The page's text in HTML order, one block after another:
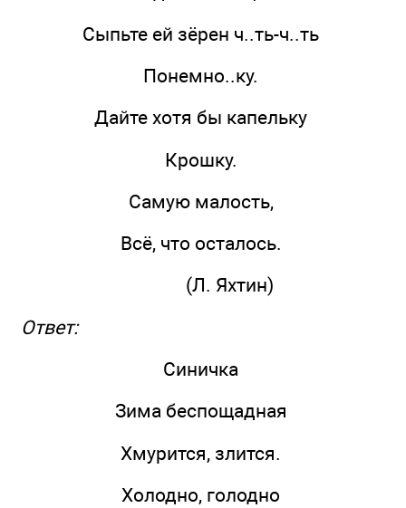
Сыпьте ей зёрен ч..ть-ч..ть
Понемно..ку.
Дайте хотя бы капельку
Крошку.
Самую малость,
Всё, что осталось.
(Л. Яхтин)
Ответ:
Синичка
Зима беспощадная
Хмурится, злится.
Холодно, голодно